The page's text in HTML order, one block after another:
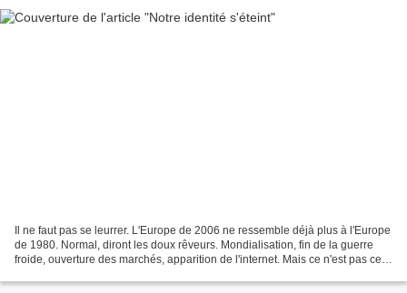
Il ne faut pas se leurrer. L'Europe de 2006 ne ressemble déjà plus à l'Europe
de 1980. Normal, diront les doux rêveurs. Mondialisation, fin de la guerre
froide, ouverture des marchés, apparition de l'internet. Mais ce n'est pas cela